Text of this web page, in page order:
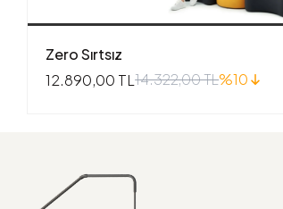
Zero Sırtsız
12.890,00 TL14.322,00 TL%10